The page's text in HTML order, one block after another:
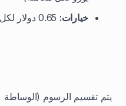
خيارات:
يتم تقسيم الرسوم